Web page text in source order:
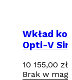
Wkład
Opti-V
10 155,00 zł
Brak w